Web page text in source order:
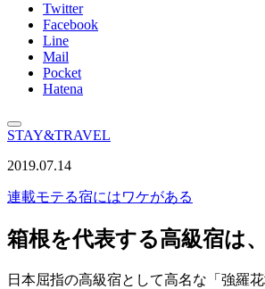
Twitter
Facebook
Line
Mail
Pocket
Hatena
STAY&TRAVEL
2019.07.14
連載モテる宿にはワケがある
箱根を代表する高級宿は
日本屈指の高級宿として高名な「強羅